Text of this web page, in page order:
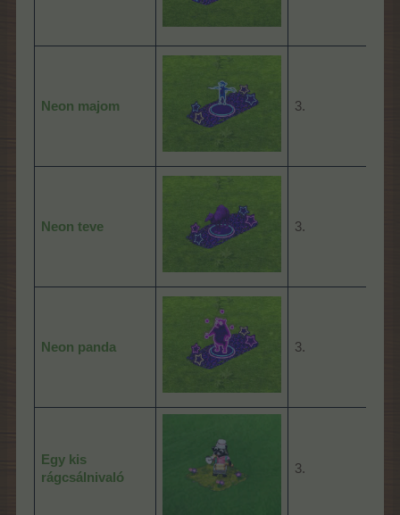
Neon majom 3.
Neon teve 3.
Neon panda 3.
Egy kis
rágcsálnivaló
3.